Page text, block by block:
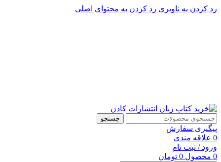
رد کردن به ناوبری رد کردن به محتوای اصلی
جستجو
پیگیری سفارش
0 علاقه مندی
ورود / ثبت نام
0 محصول 0 تومان